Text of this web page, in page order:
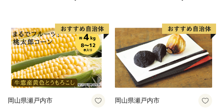
川に飛び込み、祭装束の男衆が肩まで水につかりながら
川を渡る勇ましい祭り。一方の山口八幡神社の祭礼は6
台の屋台と神輿が登場。屋台をぶつけ合いながら印南港
まで御渡、浜辺では雑賀踊りや奴踊り、獅子舞が奉納さ
れます。
県 高鍋町産 産地直送 有機肥
料使用 高糖度 西森農園
県 高鍋町産 産地直送 有機肥
料使用 高糖度 西森農園
岡山県瀬戸内市 岡山県瀬戸内市